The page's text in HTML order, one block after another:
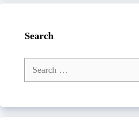
Search
Search
for: